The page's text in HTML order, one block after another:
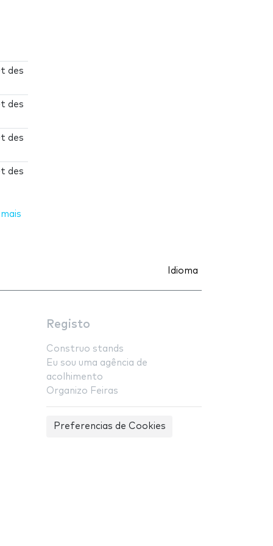
des
des
des
des
Idioma
Registo
Construo stands
Eu sou uma agência de
acolhimento
Organizo Feiras
Preferencias de Cookies